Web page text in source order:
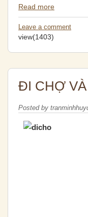
Read more
Leave a comment
view(1403)
ĐI CHỢ
Posted by